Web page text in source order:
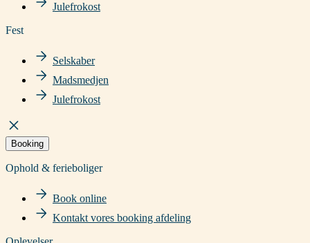
Julefrokost
Fest
Selskaber
Madsmedjen
Julefrokost
Booking
Ophold & ferieboliger
Book online
Kontakt vores booking afdeling